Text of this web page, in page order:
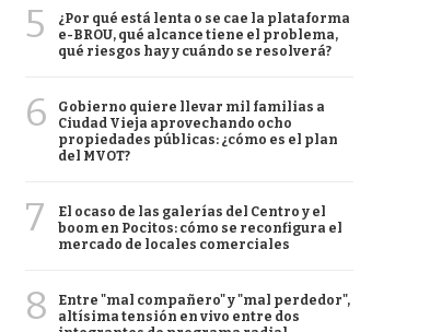
5
¿Por qué está lenta o se cae la plataforma
e-BROU, qué alcance tiene el problema,
qué riesgos hay y cuándo se resolverá?
6
Gobierno quiere llevar mil familias a
Ciudad Vieja aprovechando ocho
propiedades públicas: ¿cómo es el plan
del MVOT?
7
El ocaso de las galerías del Centro y el
boom en Pocitos: cómo se reconfigura el
mercado de locales comerciales
8
Entre "mal compañero" y "mal perdedor",
altísima tensión en vivo entre dos